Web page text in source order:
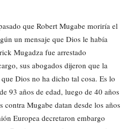
que Robert Mugabe moriría el
un mensaje que Dios le había
Mugadza fue arrestado
sus abogados dijeron que la
Dios no ha dicho tal cosa. Es lo
93 años de edad, luego de 40 años
contra Mugabe datan desde los años
Europea decretaron embargo